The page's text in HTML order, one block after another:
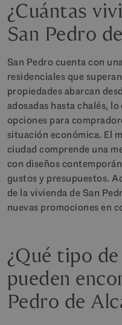
¿Cuántas
San Pedro
San Pedro cuenta con
residenciales que
propiedades abarcan
adosadas hasta chalés,
opciones para
situación económica. El
ciudad comprende una
con diseños
gustos y presupuestos.
de la vivienda de San
nuevas promociones en
¿Qué tipo
pueden
Pedro de